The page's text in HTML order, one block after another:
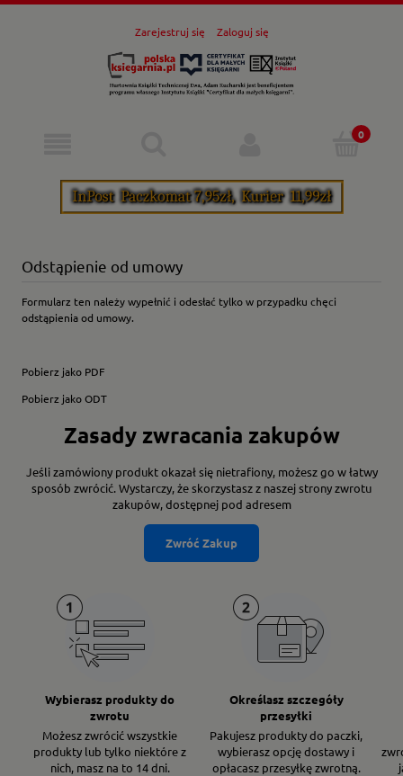
Zarejestruj się Zaloguj się
Odstąpienie od umowy
Formularz ten należy wypełnić i odesłać tylko w przypadku chęci
odstąpienia od umowy.
Pobierz jako PDF
Pobierz jako ODT
Zasady zwracania zakupów
Jeśli zamówiony produkt okazał się nietrafiony, możesz go w łatwy
sposób zwrócić. Wystarczy, że skorzystasz z naszej strony zwrotu
zakupów, dostępnej pod adresem
Zwróć Zakup
Wybierasz produkty do
zwrotu
Możesz zwrócić wszystkie
produkty lub tylko niektóre z
nich, masz na to 14 dni.
Określasz szczegóły
przesyłki
Pakujesz produkty do paczki,
wybierasz opcję dostawy i
opłacasz przesyłkę zwrotną.